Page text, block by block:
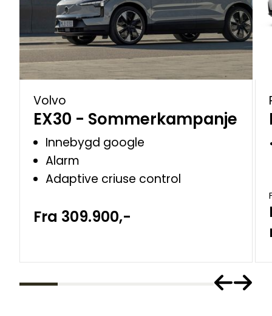
Volvo
EX30 - Sommerkampanje
Innebygd google
Alarm
Adaptive criuse control
Fra 309.900,-